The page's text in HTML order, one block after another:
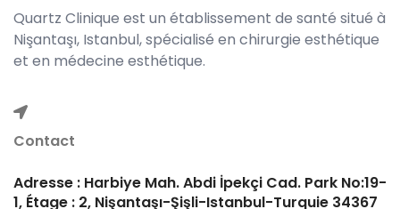
Quartz Clinique est un établissement de santé situé à
Nişantaşı, Istanbul, spécialisé en chirurgie esthétique
et en médecine esthétique.
Contact
Adresse : Harbiye Mah. Abdi İpekçi Cad. Park No:19-
1, Étage : 2, Nişantaşı-Şişli-Istanbul-Turquie 34367